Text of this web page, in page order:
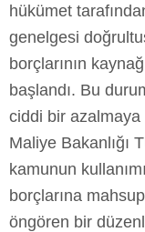
hükümet
genelgesi
borçlarının
başlandı. Bu
ciddi bir
Maliye Bakanlığı
kamunun
borçlarına
öngören bir